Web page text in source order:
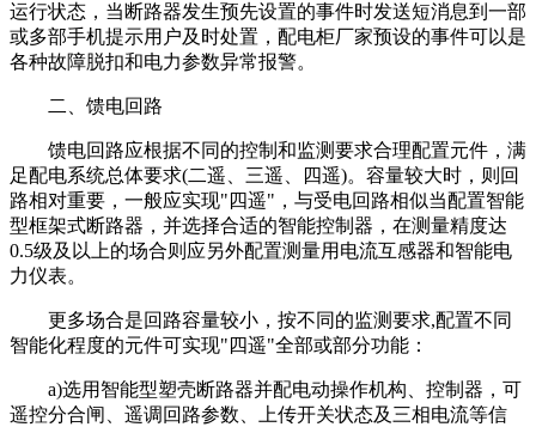
运行状态，当断路器发生预先设置的事件时发送短消息到一部
或多部手机提示用户及时处置，配电柜厂家预设的事件可以是
各种故障脱扣和电力参数异常报警。
二、馈电回路
馈电回路应根据不同的控制和监测要求合理配置元件，满
足配电系统总体要求(二遥、三遥、四遥)。容量较大时，则回
路相对重要，一般应实现"四遥"，与受电回路相似当配置智能
型框架式断路器，并选择合适的智能控制器，在测量精度达
0.5级及以上的场合则应另外配置测量用电流互感器和智能电
力仪表。
更多场合是回路容量较小，按不同的监测要求,配置不同
智能化程度的元件可实现"四遥"全部或部分功能：
a)选用智能型塑壳断路器并配电动操作机构、控制器，可
遥控分合闸、遥调回路参数、上传开关状态及三相电流等信